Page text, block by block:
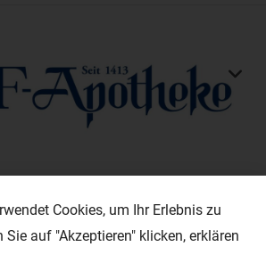
Cookies, um Ihr Erlebnis zu
Sie auf "Akzeptieren" klicken, erklären